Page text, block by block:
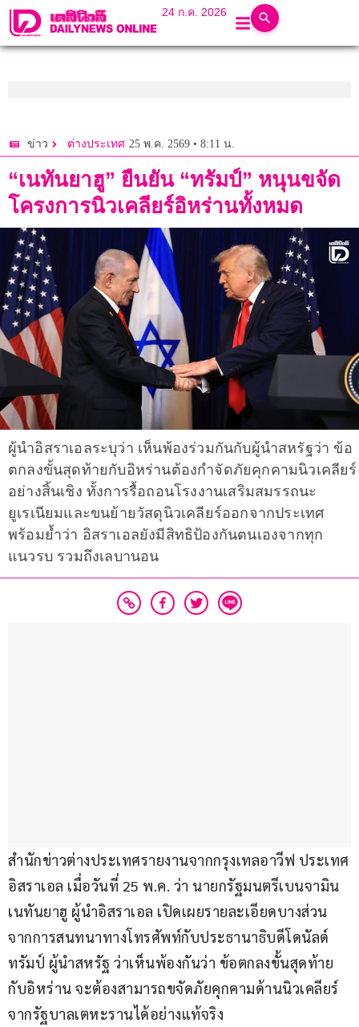
24 ก.ค. 2026
ข่าว ต่างประเทศ 25 พ.ค. 2569 • 8:11 น.
“เนทันยาฮู” ยืนยัน “ทรัมป์” หนุนขจัด
โครงการนิวเคลียร์อิหร่านทั้งหมด
ผู้นำอิสราเอลระบุว่า เห็นพ้องร่วมกันกับผู้นำสหรัฐว่า ข้อ
ตกลงขั้นสุดท้ายกับอิหร่านต้องกำจัดภัยคุกคามนิวเคลียร์
อย่างสิ้นเชิง ทั้งการรื้อถอนโรงงานเสริมสมรรถนะ
ยูเรเนียมและขนย้ายวัสดุนิวเคลียร์ออกจากประเทศ
พร้อมย้ำว่า อิสราเอลยังมีสิทธิป้องกันตนเองจากทุก
แนวรบ รวมถึงเลบานอน
สำนักข่าวต่างประเทศรายงานจากกรุงเทลอาวีฟ ประเทศ
อิสราเอล เมื่อวันที่ 25 พ.ค. ว่า นายกรัฐมนตรีเบนจามิน
เนทันยาฮู ผู้นำอิสราเอล เปิดเผยรายละเอียดบางส่วน
จากการสนทนาทางโทรศัพท์กับประธานาธิบดีโดนัลด์
ทรัมป์ ผู้นำสหรัฐ ว่าเห็นพ้องกันว่า ข้อตกลงขั้นสุดท้าย
กับอิหร่าน จะต้องสามารถขจัดภัยคุกคามด้านนิวเคลียร์
จากรัฐบาลเตหะรานได้อย่างแท้จริง